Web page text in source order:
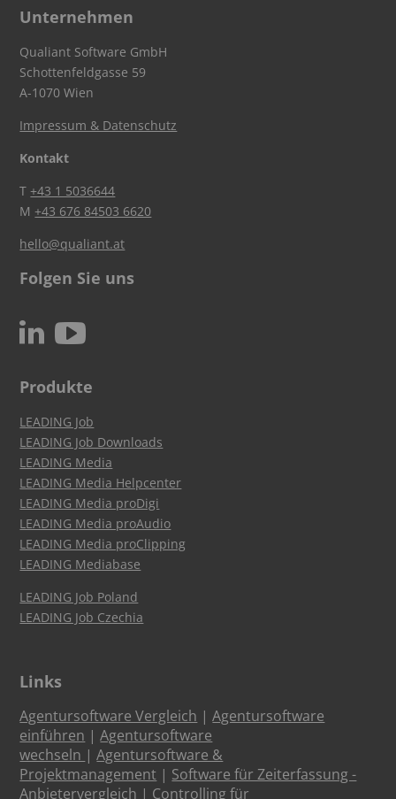
Unternehmen
Qualiant Software GmbH
Schottenfeldgasse 59
A-1070 Wien
Impressum & Datenschutz
Kontakt
T+43 1 5036644
M+43 676 84503 6620
hello@qualiant.at
Folgen Sie uns
N c
Produkte
LEADING Job
LEADING Job Downloads
LEADING Media
LEADING Media Helpcenter
LEADING Media proDigi
LEADING Media proAudio
LEADING Media proClipping
LEADING Mediabase
LEADING Job Poland
LEADING Job Czechia
Links
Agentursoftware Vergleich |Agentursoftware
einführen |Agentursoftware
wechseln |Agentursoftware &
Projektmanagement | Software für Zeiterfassung -
Anbietervergleich | Controlling für